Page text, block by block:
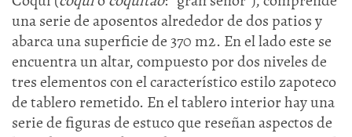
una serie de aposentos alrededor de dos patios y
abarca una superficie de 370 m2. En el lado este se
encuentra un altar, compuesto por dos niveles de
tres elementos con el característico estilo zapoteco
de tablero remetido. En el tablero interior hay una
serie de figuras de estuco que reseñan aspectos de